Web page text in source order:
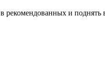
в рекомендованных и поднять